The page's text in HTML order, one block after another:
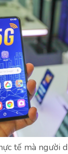
tế mà người